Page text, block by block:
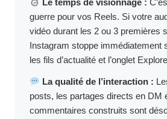
Le temps de visionnage :
guerre pour vos Reels. Si votre
vidéo durant les 2 ou 3 premières
Instagram stoppe immédiatement
les fils d’actualité et l’onglet
La qualité de l’interaction :
posts, les partages directs en DM
commentaires construits sont